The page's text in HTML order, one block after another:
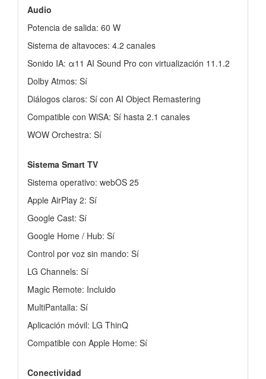
Audio
Potencia de salida: 60 W
Sistema de altavoces: 4.2 canales
Sonido IA: α11 AI Sound Pro con virtualización 11.1.2
Dolby Atmos: Sí
Diálogos claros: Sí con AI Object Remastering
Compatible con WiSA: Sí hasta 2.1 canales
WOW Orchestra: Sí
Sistema Smart TV
Sistema operativo: webOS 25
Apple AirPlay 2: Sí
Google Cast: Sí
Google Home / Hub: Sí
Control por voz sin mando: Sí
LG Channels: Sí
Magic Remote: Incluido
MultiPantalla: Sí
Aplicación móvil: LG ThinQ
Compatible con Apple Home: Sí
Conectividad